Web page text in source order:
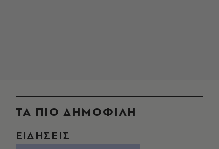
ΤΑ ΠΙΟ ΔΗΜΟΦΙΛΗ
ΕΙΔΗΣΕΙΣ